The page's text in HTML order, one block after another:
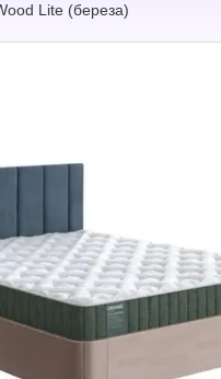
Lite (береза)